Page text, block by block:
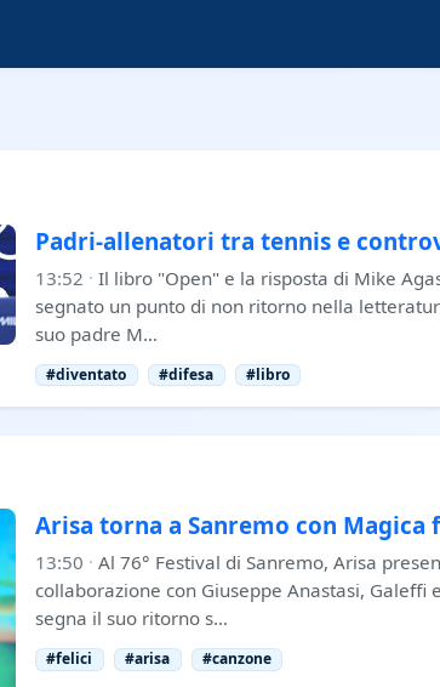
Padri-allenatori tra tennis e
13:52 · Il libro "Open" e la risposta di Mike
segnato un punto di non ritorno nella
suo padre M…
#diventato #difesa #libro
Arisa torna a Sanremo con Magica
13:50 · Al 76° Festival di Sanremo, Arisa
collaborazione con Giuseppe Anastasi, Galeffi
segna il suo ritorno s…
#felici #arisa #canzone